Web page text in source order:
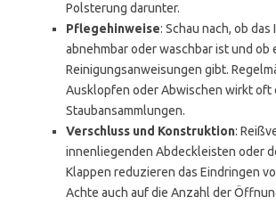
Polsterung darunter.
Pflegehinweise: Schau nach, ob
abnehmbar oder waschbar ist und ob
Reinigungsanweisungen gibt.
Ausklopfen oder Abwischen wirkt oft
Staubansammlungen.
Verschluss und Konstruktion:
innenliegenden Abdeckleisten oder
Klappen reduzieren das Eindringen
Achte auch auf die Anzahl der